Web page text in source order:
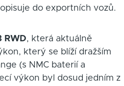
do exportních vozů.
RWD, která aktuálně
který se blíží dražším
(s NMC baterií a
výkon byl dosud jedním z